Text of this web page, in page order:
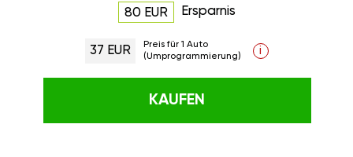
80 EUR Ersparnis
37 EUR
Preis für 1 Auto
(Umprogrammierung)
i
KAUFEN